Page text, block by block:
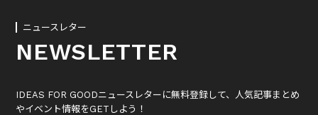
ニュースレター
NEWSLETTER
IDEAS FOR GOODニュースレターに無料登録して、人気記事まとめ
やイベント情報をGETしよう！